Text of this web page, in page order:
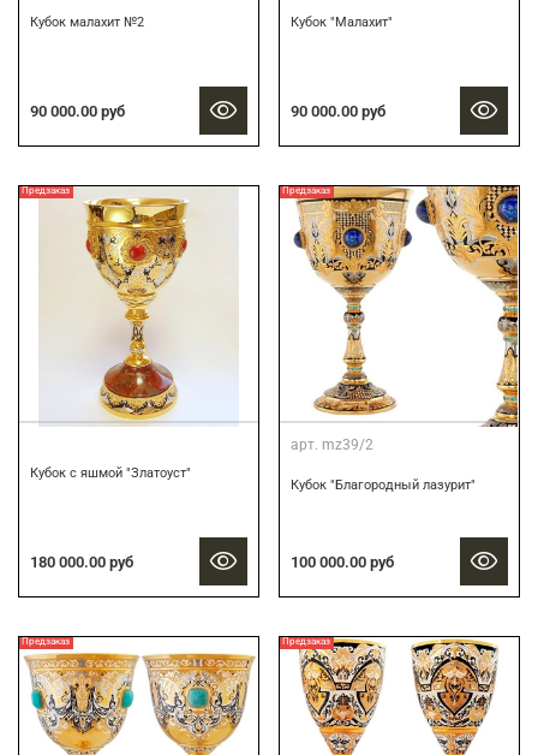
Кубок малахит №2
90 000.00 руб
Кубок "Малахит"
90 000.00 руб
Предзаказ
Кубок c яшмой "Златоуст"
180 000.00 руб
Предзаказ
арт. mz39/2
Кубок "Благородный лазурит"
100 000.00 руб
Предзаказ Предзаказ